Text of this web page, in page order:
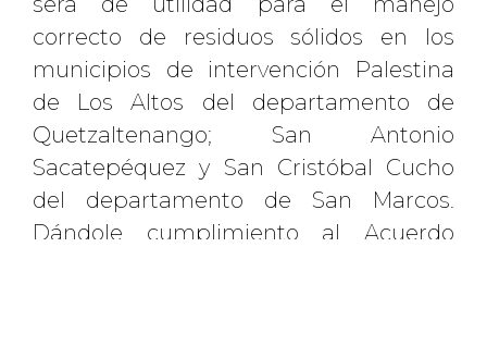
correcto de residuos sólidos en los
municipios de intervención Palestina
de Los Altos del departamento de
Quetzaltenango; San Antonio
Sacatepéquez y San Cristóbal Cucho
del departamento de San Marcos.
Dándole cumplimiento al Acuerdo